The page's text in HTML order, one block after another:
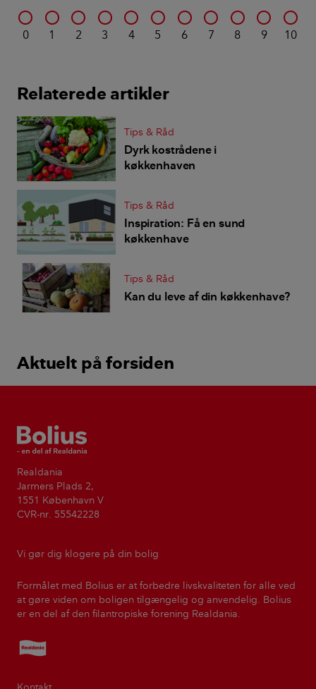
0 1 2 3 4 5 6 7 8 9 10
Relaterede artikler
Tips & Råd
Dyrk kostrådene i
køkkenhaven
Tips & Råd
Inspiration: Få en sund
køkkenhave
Tips & Råd
Kan du leve af din køkkenhave?
Aktuelt på forsiden
Bolius
Realdania
Jarmers Plads 2,
1551 København V
CVR-nr. 55542228
Vi gør dig klogere på din bolig
Formålet med Bolius er at forbedre livskvaliteten for alle ved
at gøre viden om boligen tilgængelig og anvendelig. Bolius
er en del af den filantropiske forening Realdania.
Realdania